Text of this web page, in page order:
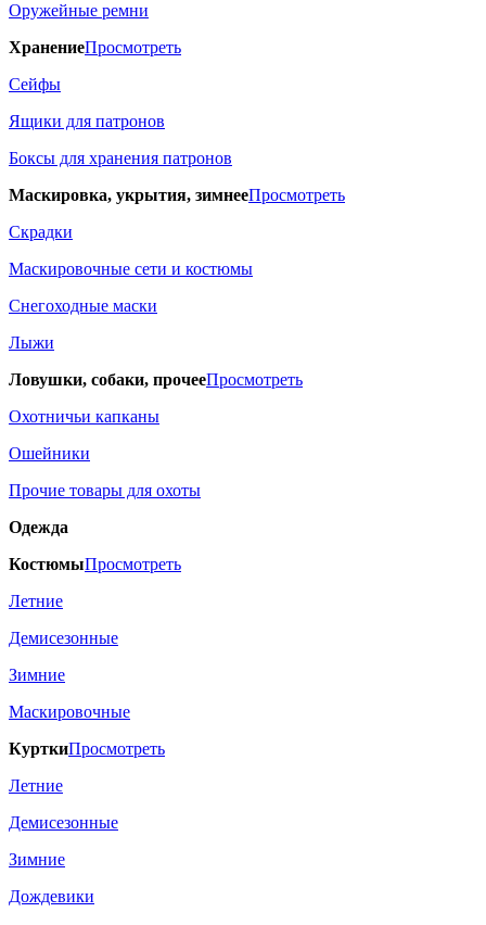
Оружейные ремни
ХранениеПросмотреть
Сейфы
Ящики для патронов
Боксы для хранения патронов
Маскировка, укрытия, зимнееПросмотреть
Скрадки
Маскировочные сети и костюмы
Снегоходные маски
Лыжи
Ловушки, собаки, прочееПросмотреть
Охотничьи капканы
Ошейники
Прочие товары для охоты
Одежда
КостюмыПросмотреть
Летние
Демисезонные
Зимние
Маскировочные
КурткиПросмотреть
Летние
Демисезонные
Зимние
Дождевики